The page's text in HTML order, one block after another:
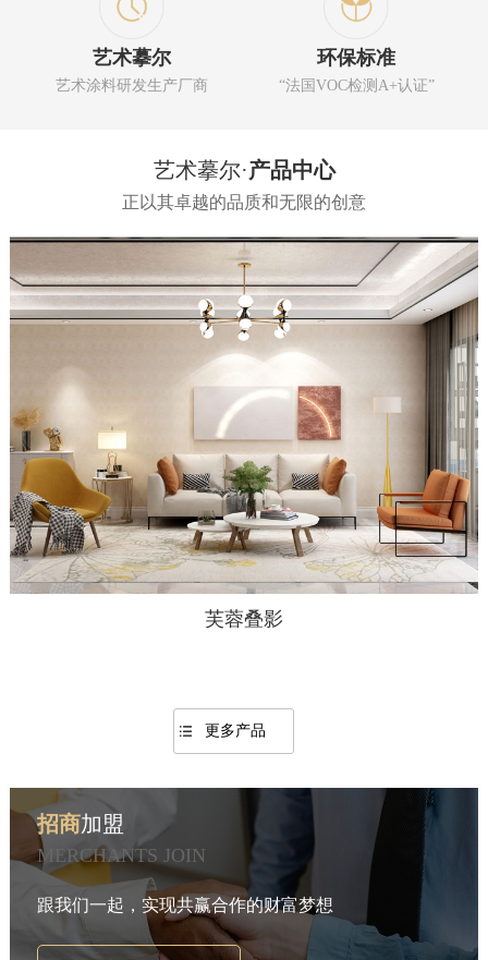
艺术摹尔
艺术涂料研发生产厂商
环保标准
“法国VOC检测A+认证”
艺术摹尔·产品中心
正以其卓越的品质和无限的创意
更多产品
招商加盟
MERCHANTS JOIN
跟我们一起，实现共赢合作的财富梦想